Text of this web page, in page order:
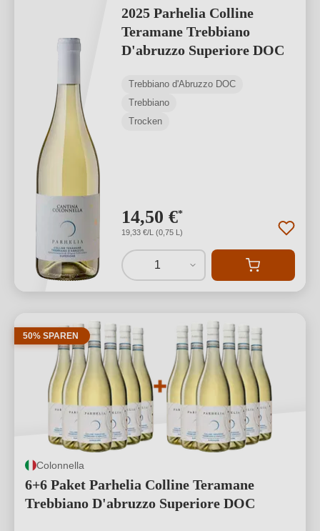
2025 Parhelia Colline
Teramane Trebbiano
D'abruzzo Superiore DOC
Trebbiano d'Abruzzo DOC
Trebbiano
Trocken
14,50 €*
19,33 €/L (0,75 L)
1
50% SPAREN
Colonnella
6+6 Paket Parhelia Colline Teramane
Trebbiano D'abruzzo Superiore DOC